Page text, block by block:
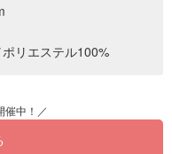
リエステル100%